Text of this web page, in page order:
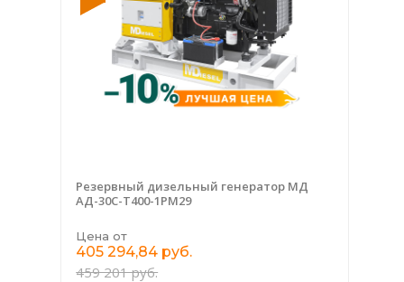
Резервный дизельный генератор МД
АД-30С-Т400-1РМ29
Цена от
405 294,84 руб.
459 201 руб.